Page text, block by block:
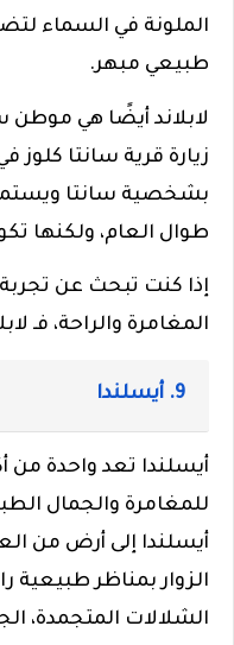
الملونة في السماء
طبيعي مبهر.
لابلاند أيضًا هي موطن
زيارة قرية سانتا كلوز
بشخصية سانتا
طوال العام، ولكنها
إذا كنت تبحث عن
المغامرة والراحة، فـ
9. أيسلندا
أيسلندا تعد واحدة من
للمغامرة والجمال
أيسلندا إلى أرض من
الزوار بمناظر طبيعية
الشلالات المتجمدة،